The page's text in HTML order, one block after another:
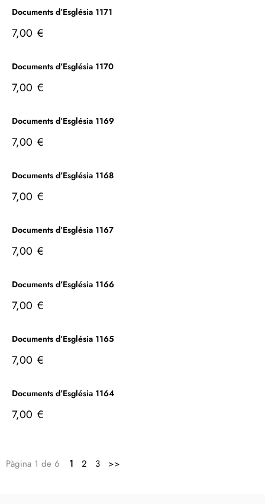
Documents d’Església 1171
7,00 €
Documents d’Església 1170
7,00 €
Documents d’Església 1169
7,00 €
Documents d’Església 1168
7,00 €
Documents d’Església 1167
7,00 €
Documents d’Església 1166
7,00 €
Documents d’Església 1165
7,00 €
Documents d’Església 1164
7,00 €
Pàgina 1 de 6 1 2 3 >>